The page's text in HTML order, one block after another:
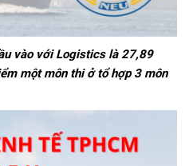
vào với Logistics là 27,89
một môn thi ở tổ hợp 3 môn